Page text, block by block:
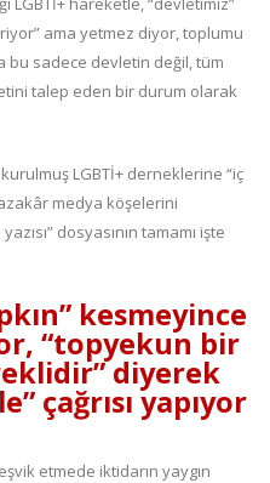
ama yetmez diyor, toplumu
bu sadece devletin değil, tüm
talep eden bir durum olarak
kurulmuş LGBTİ+ derneklerine “iç
medya köşelerini
dosyasının tamamı işte
kesmeyince
“topyekun bir
diyerek
çağrısı yapıyor
etmede iktidarın yaygın